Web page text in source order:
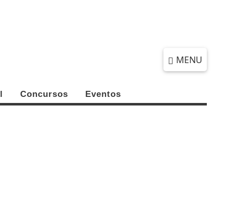
MENU
Concursos Eventos